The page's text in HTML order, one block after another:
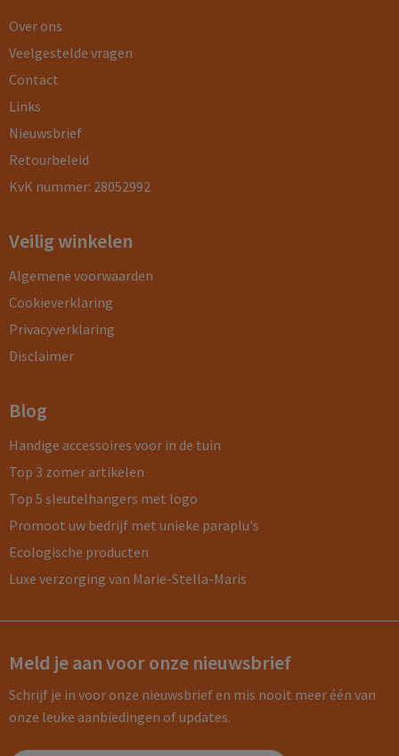
Over ons
Veelgestelde vragen
Contact
Links
Nieuwsbrief
Retourbeleid
KvK nummer: 28052992
Veilig winkelen
Algemene voorwaarden
Cookieverklaring
Privacyverklaring
Disclaimer
Blog
Handige accessoires voor in de tuin
Top 3 zomer artikelen
Top 5 sleutelhangers met logo
Promoot uw bedrijf met unieke paraplu's
Ecologische producten
Luxe verzorging van Marie-Stella-Maris
Meld je aan voor onze nieuwsbrief
Schrijf je in voor onze nieuwsbrief en mis nooit meer één van
onze leuke aanbiedingen of updates.